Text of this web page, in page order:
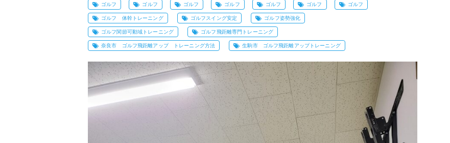
ゴルフ ゴルフ ゴルフ ゴルフ ゴルフ ゴルフ ゴルフ
ゴルフ 体幹トレーニング ゴルフスイング安定 ゴルフ姿勢強化
ゴルフ関節可動域トレーニング ゴルフ飛距離専門トレーニング
奈良市 ゴルフ飛距離アップ トレーニング方法 生駒市 ゴルフ飛距離アップトレーニング